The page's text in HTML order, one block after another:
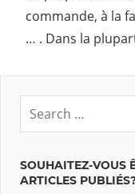
commande, à la
… . Dans la
SOUHAITEZ-VOUS
ARTICLES